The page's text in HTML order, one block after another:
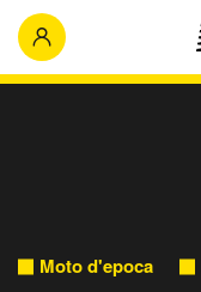
Moto d'epoca